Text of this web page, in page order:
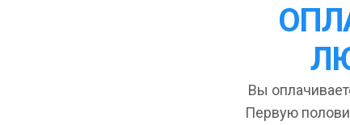
Вы
Первую